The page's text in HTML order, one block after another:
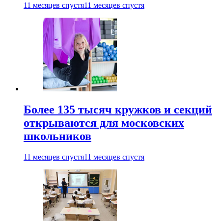
11 месяцев спустя11 месяцев спустя
Более 135 тысяч кружков и секций
открываются для московских
школьников
11 месяцев спустя11 месяцев спустя